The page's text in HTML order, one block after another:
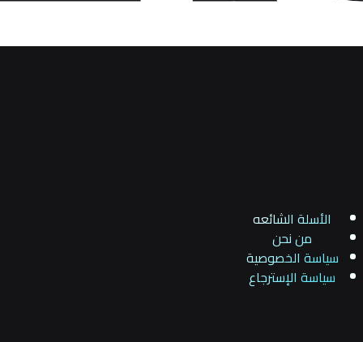
الأسلة الشائعه
من نحن
سياسة الخصوصية
سياسة الإسترجاع